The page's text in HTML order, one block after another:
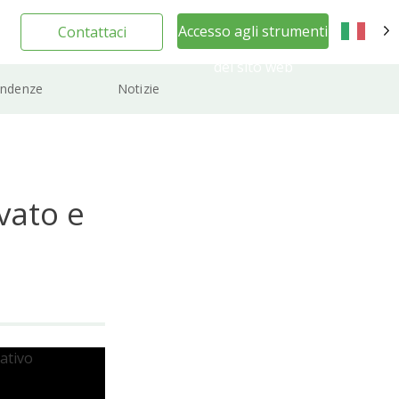
Contattaci
Accesso agli strumenti
Notizie
e